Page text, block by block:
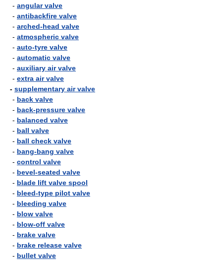
- angular valve
- antibackfire valve
- arched-head valve
- atmospheric valve
- auto-tyre valve
- automatic valve
- auxiliary air valve
- extra air valve
- supplementary air valve
- back valve
- back-pressure valve
- balanced valve
- ball valve
- ball check valve
- bang-bang valve
- control valve
- bevel-seated valve
- blade lift valve spool
- bleed-type pilot valve
- bleeding valve
- blow valve
- blow-off valve
- brake valve
- brake release valve
- bullet valve